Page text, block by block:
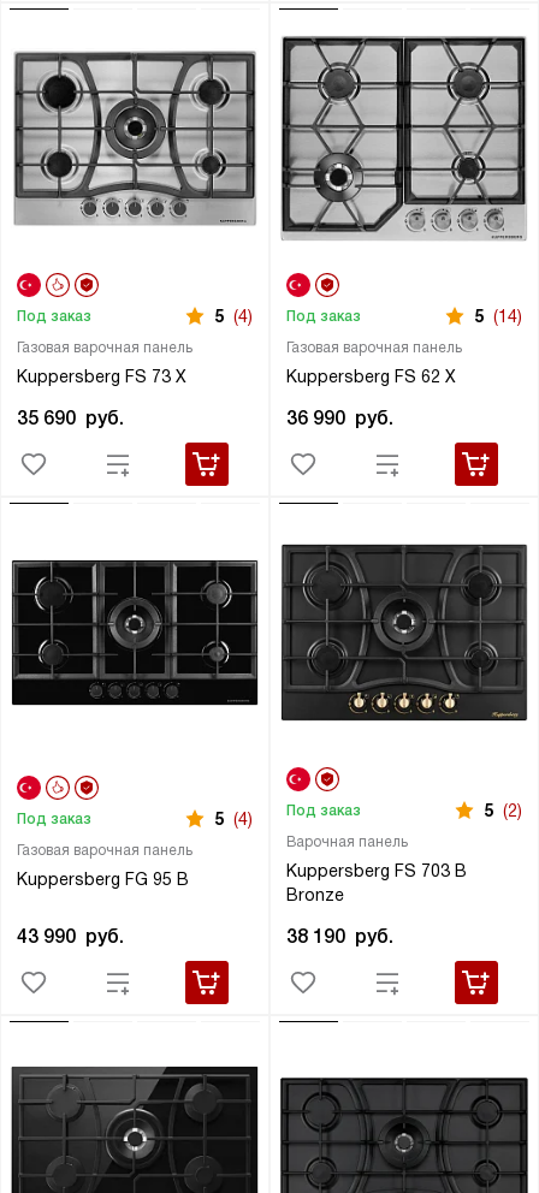
Газовая варочная панель
Kuppersberg FS 73 X
Под заказ 5 (4)
35 690 руб.
Газовая варочная панель
Kuppersberg FS 62 X
Под заказ 5 (14)
36 990 руб.
Газовая варочная панель
Kuppersberg FG 95 B
Под заказ 5 (4)
43 990 руб.
Варочная панель
Kuppersberg FS 703 B
Bronze
Под заказ 5 (2)
38 190 руб.